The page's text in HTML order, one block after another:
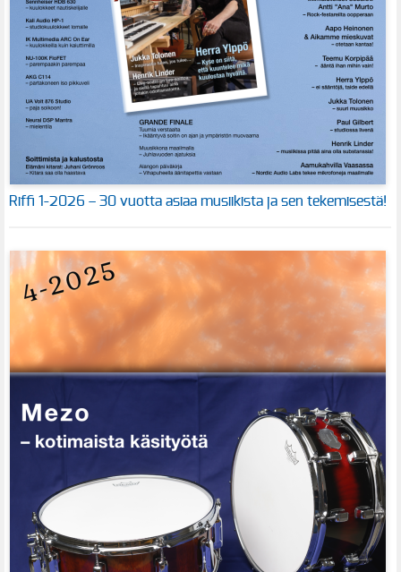
Riffi 1-2026 – 30 vuotta asiaa musiikista ja sen tekemisestä!